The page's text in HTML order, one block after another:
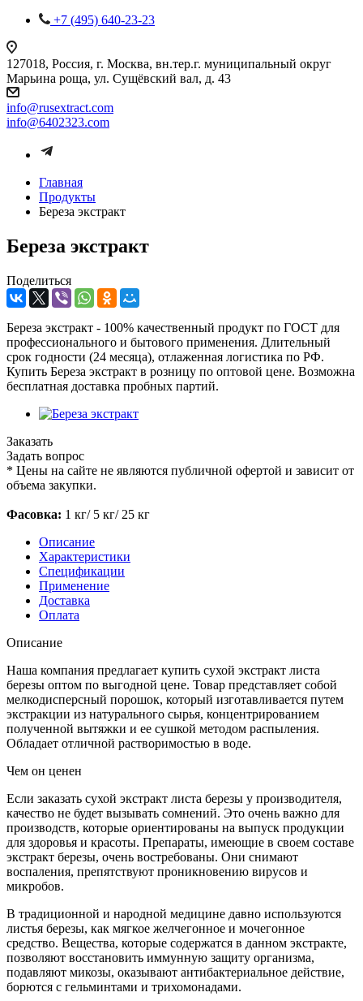
+7 (495) 640-23-23
127018, Россия, г. Москва, вн.тер.г. муниципальный округ
Марьина роща, ул. Сущёвский вал, д. 43
info@rusextract.com
info@6402323.com
Главная
Продукты
Береза экстракт
Береза экстракт
Поделиться
Береза экстракт - 100% качественный продукт по ГОСТ для
профессионального и бытового применения. Длительный
срок годности (24 месяца), отлаженная логистика по РФ.
Купить Береза экстракт в розницу по оптовой цене. Возможна
бесплатная доставка пробных партий.
Заказать
Задать вопрос
* Цены на сайте не являются публичной офертой и зависит от
объема закупки.
Фасовка: 1 кг/ 5 кг/ 25 кг
Описание
Характеристики
Спецификации
Применение
Доставка
Оплата
Описание
Наша компания предлагает купить сухой экстракт листа
березы оптом по выгодной цене. Товар представляет собой
мелкодисперсный порошок, который изготавливается путем
экстракции из натурального сырья, концентрированием
полученной вытяжки и ее сушкой методом распыления.
Обладает отличной растворимостью в воде.
Чем он ценен
Если заказать сухой экстракт листа березы у производителя,
качество не будет вызывать сомнений. Это очень важно для
производств, которые ориентированы на выпуск продукции
для здоровья и красоты. Препараты, имеющие в своем составе
экстракт березы, очень востребованы. Они снимают
воспаления, препятствуют проникновению вирусов и
микробов.
В традиционной и народной медицине давно используются
листья березы, как мягкое желчегонное и мочегонное
средство. Вещества, которые содержатся в данном экстракте,
позволяют восстановить иммунную защиту организма,
подавляют микозы, оказывают антибактериальное действие,
борются с гельминтами и трихомонадами.